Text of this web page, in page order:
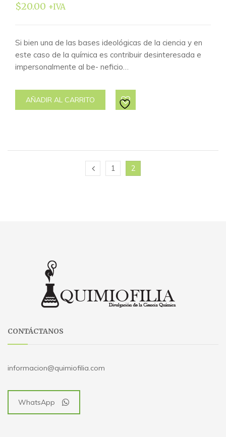
$20.00 +IVA
Si bien una de las bases ideológicas de la ciencia y en
este caso de la química es contribuir desinteresada e
impersonalmente al be- neficio…
AÑADIR AL CARRITO
1 2
CONTÁCTANOS
informacion@quimiofilia.com
WhatsApp